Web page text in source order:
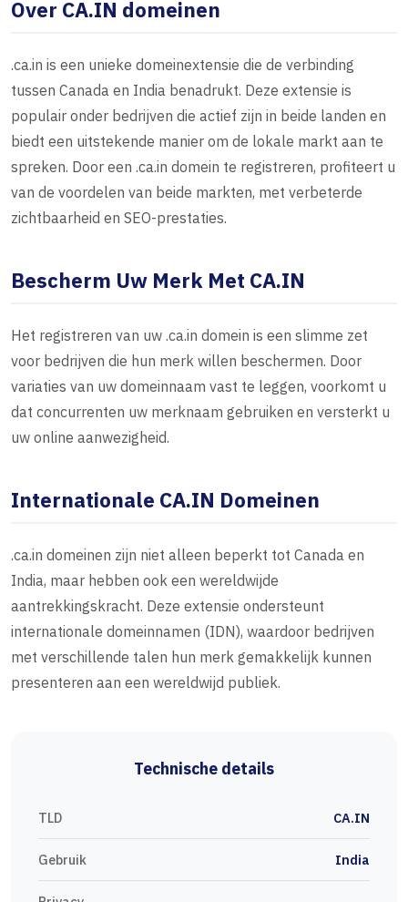
Over CA.IN domeinen
.ca.in is een unieke domeinextensie die de verbinding
tussen Canada en India benadrukt. Deze extensie is
populair onder bedrijven die actief zijn in beide landen en
biedt een uitstekende manier om de lokale markt aan te
spreken. Door een .ca.in domein te registreren, profiteert u
van de voordelen van beide markten, met verbeterde
zichtbaarheid en SEO-prestaties.
Bescherm Uw Merk Met CA.IN
Het registreren van uw .ca.in domein is een slimme zet
voor bedrijven die hun merk willen beschermen. Door
variaties van uw domeinnaam vast te leggen, voorkomt u
dat concurrenten uw merknaam gebruiken en versterkt u
uw online aanwezigheid.
Internationale CA.IN Domeinen
.ca.in domeinen zijn niet alleen beperkt tot Canada en
India, maar hebben ook een wereldwijde
aantrekkingskracht. Deze extensie ondersteunt
internationale domeinnamen (IDN), waardoor bedrijven
met verschillende talen hun merk gemakkelijk kunnen
presenteren aan een wereldwijd publiek.
Technische details
TLD CA.IN
Gebruik India